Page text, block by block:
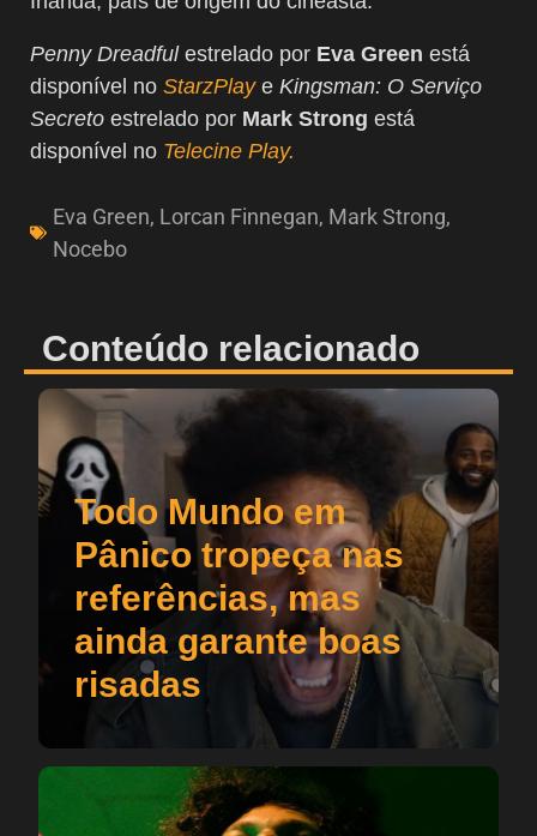
Penny Dreadful estrelado por Eva Green está
disponível no StarzPlay e Kingsman: O Serviço
Secreto estrelado por Mark Strong está
disponível no Telecine Play.
Eva Green, Lorcan Finnegan, Mark Strong,
Nocebo
Conteúdo relacionado
Todo Mundo em
Pânico tropeça nas
referências, mas
ainda garante boas
risadas